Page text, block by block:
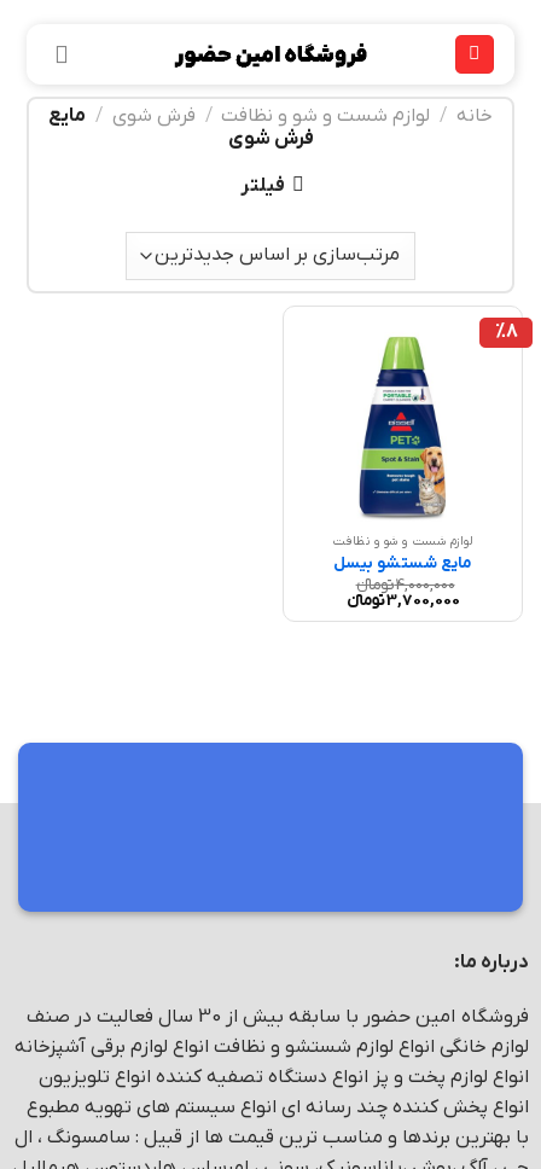
خانه
/ لوازم شست و شو و نظافت / فرش شوی / مایع
فرش شوی
فیلتر
%8
لوازم شست و شو و نظافت
مایع شستشو بیسل
4,000,000تومانء
قیمت
اصلی
3,700,000تومانءقیمت
فعلی
درباره ما:
فروشگاه امین حضور با سابقه بیش از 30 سال فعالیت در صنف
لوازم خانگی انواع لوازم شستشو و نظافت انواع لوازم برقی آشپزخانه
انواع لوازم پخت و پز انواع دستگاه تصفیه کننده انواع تلویزیون
انواع پخش کننده چند رسانه ای انواع سیستم های تهویه مطبوع
با بهترین برندها و مناسب ترین قیمت ها از قبیل : سامسونگ ، ال